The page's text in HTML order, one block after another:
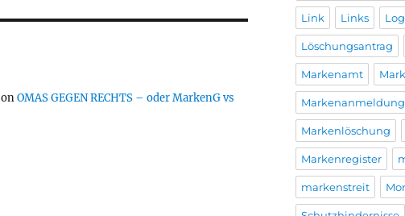
onOMAS GEGEN RECHTS – oder MarkenG vs
Link Links
Löschungsantrag
Markenamt
Markenlöschung
Markenregister
markenstreit